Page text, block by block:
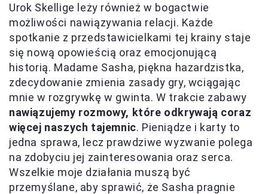
Urok Skellige leży również w bogactwie
możliwości nawiązywania relacji. Każde
spotkanie z przedstawicielkami tej krainy staje
się nową opowieścią oraz emocjonującą
historią. Madame Sasha, piękna hazardzistka,
zdecydowanie zmienia zasady gry, wciągając
mnie w rozgrywkę w gwinta. W trakcie zabawy
nawiązujemy rozmowy, które odkrywają coraz
więcej naszych tajemnic. Pieniądze i karty to
jedna sprawa, lecz prawdziwe wyzwanie polega
na zdobyciu jej zainteresowania oraz serca.
Wszelkie moje działania muszą być
przemyślane, aby sprawić, że Sasha pragnie